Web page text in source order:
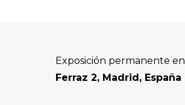
Footer
Exposición permanente en
Ferraz 2, Madrid, España